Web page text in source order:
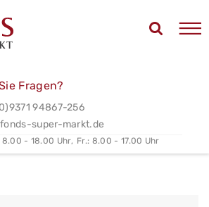
Fragen?
94867-256
super-markt.de
8.00 - 18.00 Uhr, Fr.: 8.00 - 17.00 Uhr